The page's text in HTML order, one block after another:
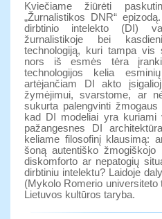
Kviečiame žiūrėti
„Žurnalistikos DNR“
dirbtinio intelekto (DI)
žurnalistikoje bei
technologiją, kuri tampa vis
nors iš esmės tėra
technologijos kelia
artėjančiam DI akto
žymėjimui, svarstome, ar
sukurta palengvinti
kad DI modeliai yra kuriami
pažangesnes DI
keliame filosofinį klausimą:
šoną autentiško
diskomforto ar nepatogių
dirbtiniu intelektu? Laidoje
(Mykolo Romerio
Lietuvos kultūros taryba.